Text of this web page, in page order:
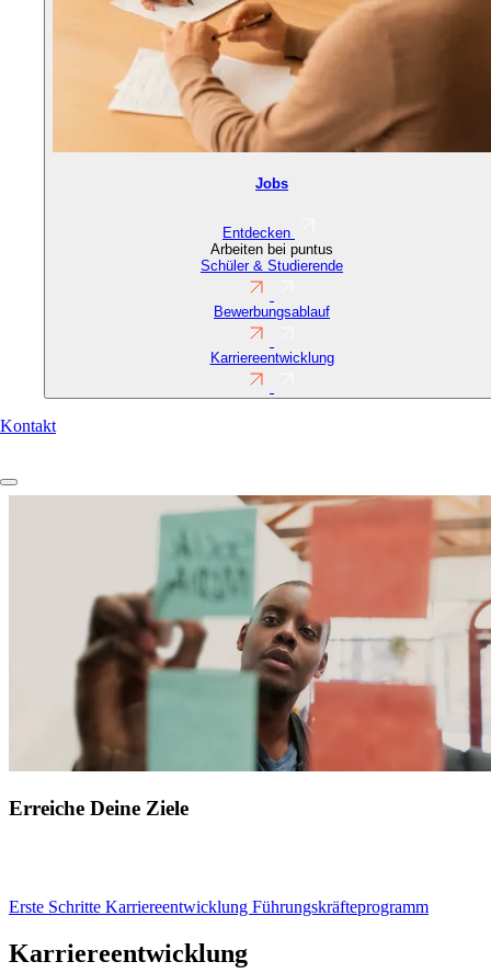
Jobs
Entdecken
Arbeiten bei puntus
Schüler & Studierende
Bewerbungsablauf
Karriereentwicklung
Contact
Kontakt
Erreiche Deine Ziele
Erste Schritte Karriereentwicklung Führungskräfteprogramm
Modules
Karriereentwicklung